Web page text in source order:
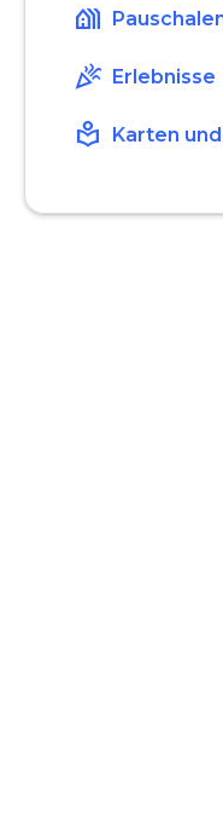
holiday_village
celebration Erlebnisse
local_library Karten